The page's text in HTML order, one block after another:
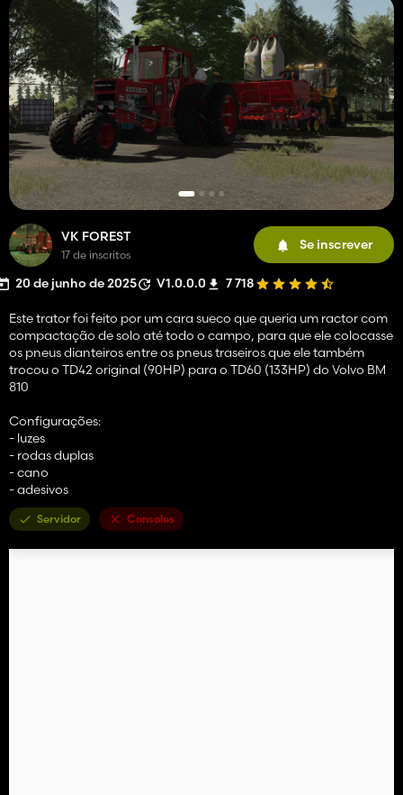
VK FOREST
17 de inscritos
Se inscrever
20 de junho de 2025 V1.0.0.0 7 718
Este trator foi feito por um cara sueco que queria um ractor com
compactação de solo até todo o campo, para que ele colocasse
os pneus dianteiros entre os pneus traseiros que ele também
trocou o TD42 original (90HP) para o TD60 (133HP) do Volvo BM
810
Configurações:
- luzes
- rodas duplas
- cano
- adesivos
Servidor Consoles